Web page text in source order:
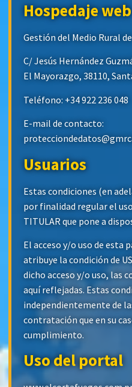
Hospedaje web
Gestión del Medio Rural
C/ Jesús Hernández
El Mayorazgo, 38110,
Teléfono: +34 922 236 048
E-mail de contacto:
Usuarios
Estas condiciones (en
por finalidad regular el
TITULAR que pone a
El acceso y/o uso de esta
atribuye la condición de
dicho acceso y/o uso, las
aquí reflejadas. Estas
independientemente de
contratación que en su
cumplimiento.
Uso del portal